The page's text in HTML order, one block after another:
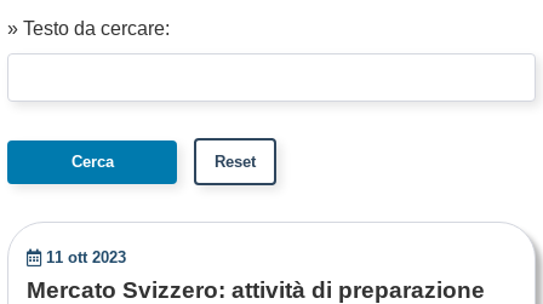
» Testo da cercare:
11 ott 2023
Mercato Svizzero: attività di preparazione